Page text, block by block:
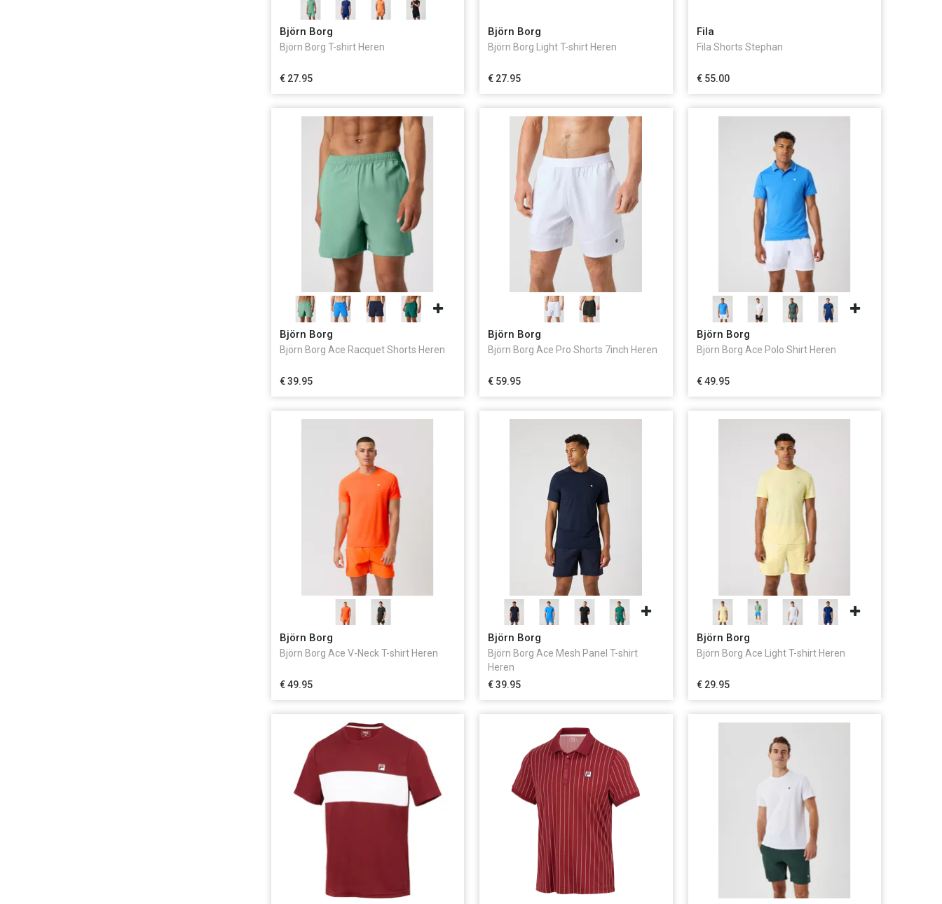
Björn Borg
Björn Borg T-shirt Heren
€ 27.95
Björn Borg
Björn Borg Light T-shirt Heren
€ 27.95
Fila
Fila Shorts Stephan
€ 55.00
Björn Borg
Björn Borg Ace Racquet Shorts Heren
€ 39.95
Björn Borg
Björn Borg Ace Pro Shorts 7inch Heren
€ 59.95
Björn Borg
Björn Borg Ace Polo Shirt Heren
€ 49.95
Björn Borg
Björn Borg Ace V-Neck T-shirt Heren
€ 49.95
Björn Borg
Björn Borg Ace Mesh Panel T-shirt
Heren
€ 39.95
Björn Borg
Björn Borg Ace Light T-shirt Heren
€ 29.95